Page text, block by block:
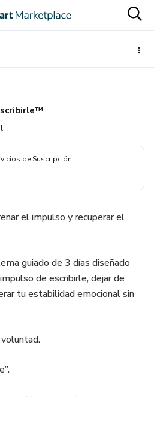
de Suscripción
el impulso y recuperar el
guiado de 3 días diseñado
de escribirle, dejar de
tu estabilidad emocional sin